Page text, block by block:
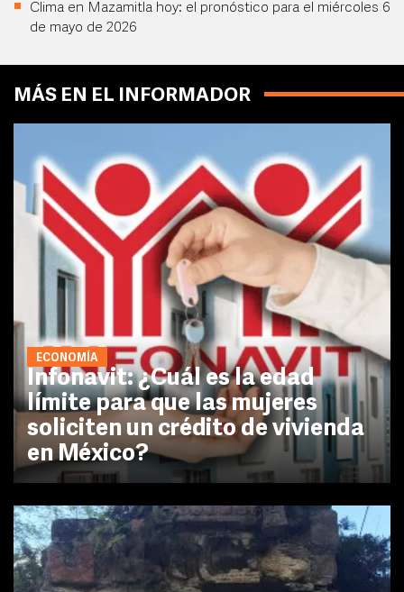
Clima en Mazamitla hoy: el pronóstico para el miércoles 6
de mayo de 2026
MÁS EN EL INFORMADOR
ECONOMÍA
Infonavit: ¿Cuál es la edad
límite para que las mujeres
soliciten un crédito de vivienda
en México?